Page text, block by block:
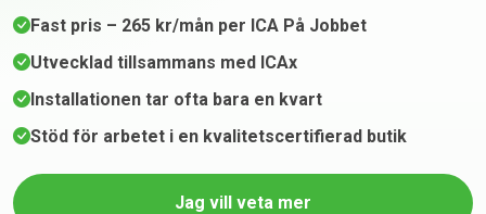
Fast pris – 265 kr/mån per ICA På Jobbet
Utvecklad tillsammans med ICAx
Installationen tar ofta bara en kvart
Stöd för arbetet i en kvalitetscertifierad butik
Jag vill veta mer